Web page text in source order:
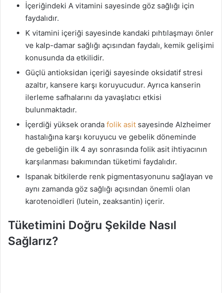
İçeriğindeki A vitamini sayesinde göz sağlığı için
faydalıdır.
K vitamini içeriği sayesinde kandaki pıhtılaşmayı önler
ve kalp-damar sağlığı açısından faydalı, kemik gelişimi
konusunda da etkilidir.
Güçlü antioksidan içeriği sayesinde oksidatif stresi
azaltır, kansere karşı koruyucudur. Ayrıca kanserin
ilerleme safhalarını da yavaşlatıcı etkisi
bulunmaktadır.
İçerdiği yüksek oranda folik asit sayesinde Alzheimer
hastalığına karşı koruyucu ve gebelik döneminde
de gebeliğin ilk 4 ayı sonrasında folik asit ihtiyacının
karşılanması bakımından tüketimi faydalıdır.
Ispanak bitkilerde renk pigmentasyonunu sağlayan ve
aynı zamanda göz sağlığı açısından önemli olan
karotenoidleri (lutein, zeaksantin) içerir.
Tüketimini Doğru Şekilde Nasıl
Sağlarız?